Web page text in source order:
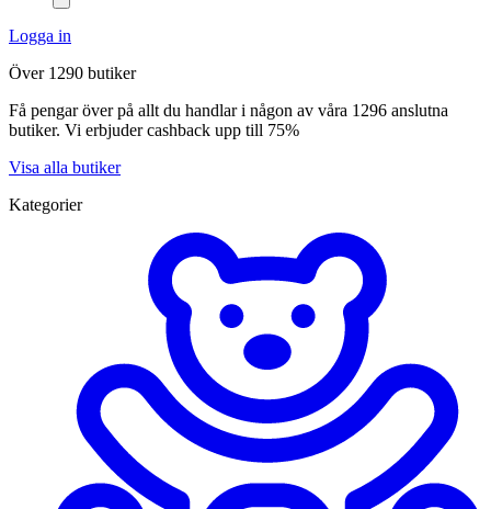
Logga in
Över 1290 butiker
Få pengar över på allt du handlar i någon av våra 1296 anslutna
butiker. Vi erbjuder cashback upp till 75%
Visa alla butiker
Kategorier